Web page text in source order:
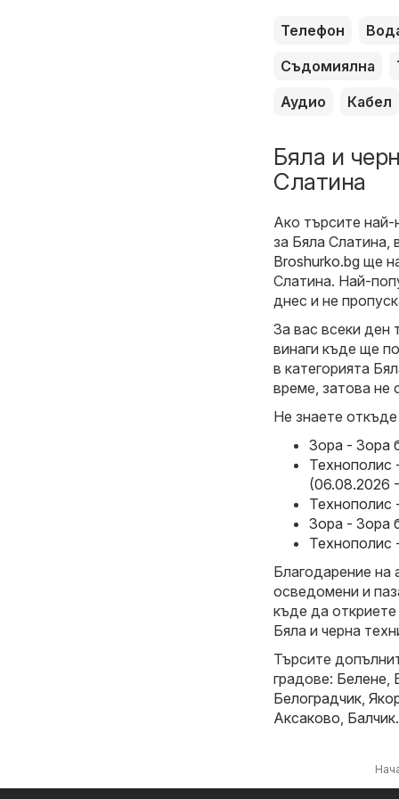
Телефон
Съдомиялна
Аудио
Кабел
Бяла и
Слатина
Ако търсите най-
за Бяла Слатина,
Broshurko.bg ще
Слатина. Най-
днес и не
За вас всеки ден
винаги къде ще
в категорията
време, затова не
Не знаете
Зора - Зора
Технополис
(06.08.2026
Технополис
Зора - Зора
Технополис
Благодарение на
осведомени и
къде да
Бяла и черна
Търсите
градове: Белене,
Белоградчик,
Аксаково, Балчик.